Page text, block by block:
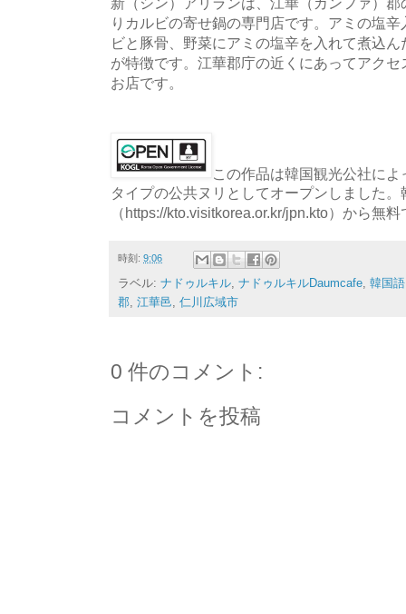
りカルビの寄せ鍋の専門店です。アミの塩
ビと豚骨、野菜にアミの塩辛を入れて煮込
が特徴です。江華郡庁の近くにあってアク
お店です。
この作品は韓国観光公社に
タイプの公共ヌリとしてオープンしました。
（https://kto.visitkorea.or.kr/jpn.kto）から無
時刻: 9:06
ラベル: ナドゥルキル ナドゥルキルDaumcafe 韓国語
郡 江華邑 仁川広域市
0 件のコメント:
コメントを投稿